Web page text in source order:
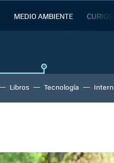
MEDIO AMBIENTE
Libros Tecnología